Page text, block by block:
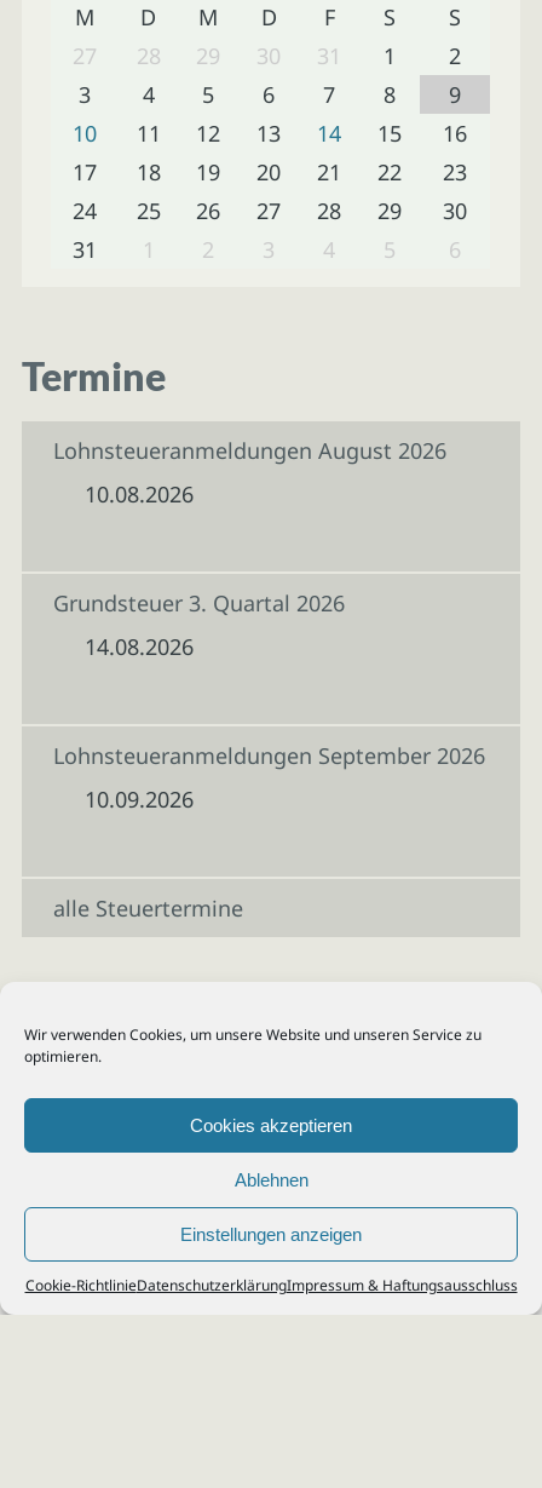
Wir verwenden Cookies, um unsere Website und unseren Service zu
optimieren.
Cookies akzeptieren
Ablehnen
Einstellungen anzeigen
Cookie-RichtlinieDatenschutzerklärungImpressum & Haftungsausschluss
M D M D F S
S
27
28 29 30 31 1
2
3
4 5 6 7 8
9
10
11 12 13 14 15
16
17
18 19 20 21 22
23
24
25 26 27 28 29
30
31
1 2 3 4 5 6
Termine
Lohnsteueranmeldungen August 2026
10.08.2026
Grundsteuer 3. Quartal 2026
14.08.2026
Lohnsteueranmeldungen September 2026
10.09.2026
alle Steuertermine
© 2026Steuerberater Kempf, Köln - Steuerberatung Poll, Porz, Deutz, Mülheim,